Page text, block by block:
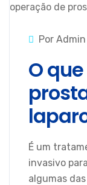
Por Admin
O
É um
invasivo
algumas